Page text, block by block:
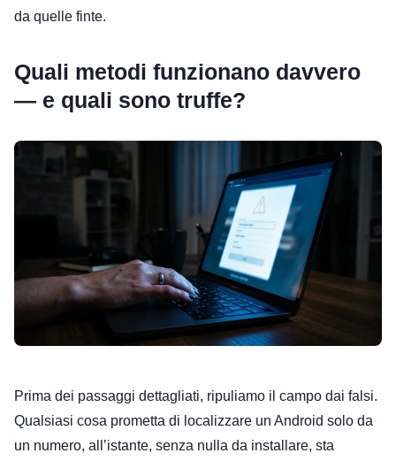
da quelle finte.
Quali metodi funzionano davvero
— e quali sono truffe?
Prima dei passaggi dettagliati, ripuliamo il campo dai falsi.
Qualsiasi cosa prometta di localizzare un Android solo da
un numero, all’istante, senza nulla da installare, sta